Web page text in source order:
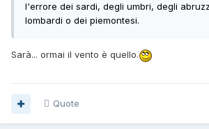
l'errore dei sardi, degli umbri, degli
lombardi o dei piemontesi.
Sarà... ormai il vento è quello.
Quote